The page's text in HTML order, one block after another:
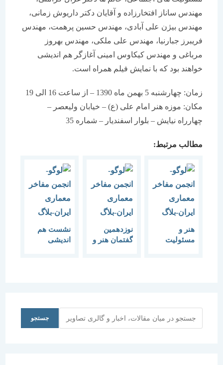
مهندس ساناز افتخارزاده و آقایان دکتر داریوش زمانی،
مهندس بیژن علی آبادی، مهندس حسین پرهمت، مهندس
فریبرز جبارنیا، مهندس علی ملکی، مهندس بهروز
مرباغی و مهندس کیکاوس امینی آغازگر هم اندیشی
خواهند بود که با نمایش فیلم همراه است.
زمان: چهارشنبه 5 بهمن ماه 1390 – از ساعت 16 الی 19
مکان: موزه هنر امام علی (ع) – خیابان ولیعصر –
چهارراه نیایش – بلوار اسفندیار – شماره 35
مطالب مرتبط:
مسئولیت
نوزدهمین
گفتمان هنر و
نشست هم
اندیشی
جستجو